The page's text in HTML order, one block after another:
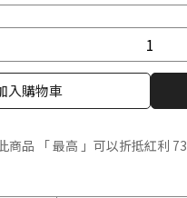
入購物車
商品 「 最高 」可以折抵紅利 73